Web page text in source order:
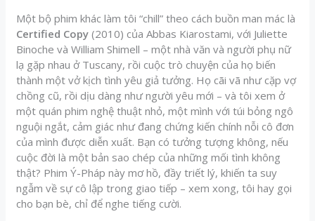
Một bộ phim khác làm tôi “chill” theo cách buồn man mác là
Certified Copy (2010) của Abbas Kiarostami, với Juliette
Binoche và William Shimell – một nhà văn và người phụ nữ
lạ gặp nhau ở Tuscany, rồi cuộc trò chuyện của họ biến
thành một vở kịch tình yêu giả tưởng. Họ cãi vã như cặp vợ
chồng cũ, rồi dịu dàng như người yêu mới – và tôi xem ở
một quán phim nghệ thuật nhỏ, một mình với túi bỏng ngô
nguội ngắt, cảm giác như đang chứng kiến chính nỗi cô đơn
của mình được diễn xuất. Bạn có tưởng tượng không, nếu
cuộc đời là một bản sao chép của những mối tình không
thật? Phim Ý-Pháp này mơ hồ, đầy triết lý, khiến ta suy
ngẫm về sự cô lập trong giao tiếp – xem xong, tôi hay gọi
cho bạn bè, chỉ để nghe tiếng cười.